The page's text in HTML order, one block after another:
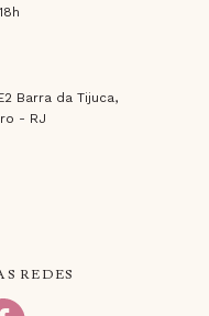
Barra da Tijuca,
- RJ
REDES